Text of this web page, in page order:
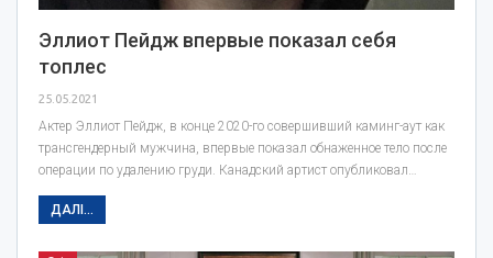
Эллиот Пейдж впервые показал себя
топлес
25.05.2021
Актер Эллиот Пейдж, в конце 2020-го совершивший каминг-аут как
трансгендерный мужчина, впервые показал обнаженное тело после
операции по удалению груди. Канадский артист опубликовал…
ДАЛІ...